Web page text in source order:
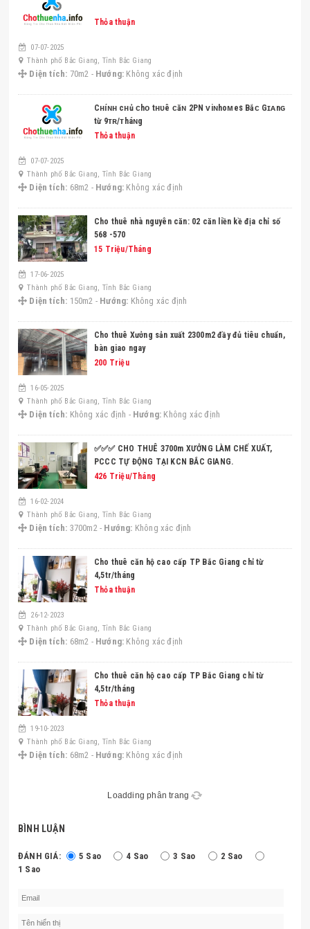
Thỏa thuận
07-07-2025
Thành phố Bắc Giang, Tỉnh Bắc Giang
Diện tích: 70m2 - Hướng: Không xác định
Cʜíɴʜ cʜủ ᴄhᴏ tʜᴜê ᴄăɴ 2PΝ ᴠiɴhoᴍeꜱ Bắᴄ Gɪᴀnɢ
từ 9ᴛʀ/ᴛháɴg
Thỏa thuận
07-07-2025
Thành phố Bắc Giang, Tỉnh Bắc Giang
Diện tích: 68m2 - Hướng: Không xác định
Cho thuê nhà nguyên căn: 02 căn liền kề địa chỉ số
568 -570
15 Triệu/Tháng
17-06-2025
Thành phố Bắc Giang, Tỉnh Bắc Giang
Diện tích: 150m2 - Hướng: Không xác định
Cho thuê Xưởng sản xuất 2300m2 đầy đủ tiêu chuẩn,
bàn giao ngay
200 Triệu
16-05-2025
Thành phố Bắc Giang, Tỉnh Bắc Giang
Diện tích: Không xác định - Hướng: Không xác định
✅✅✅ CHO THUÊ 3700m XƯỞNG LÀM CHẾ XUẤT,
PCCC TỰ ĐỘNG TẠI KCN BẮC GIANG.
426 Triệu/Tháng
16-02-2024
Thành phố Bắc Giang, Tỉnh Bắc Giang
Diện tích: 3700m2 - Hướng: Không xác định
Cho thuê căn hộ cao cấp TP Bắc Giang chỉ từ
4,5tr/tháng
Thỏa thuận
26-12-2023
Thành phố Bắc Giang, Tỉnh Bắc Giang
Diện tích: 68m2 - Hướng: Không xác định
Cho thuê căn hộ cao cấp TP Bắc Giang chỉ từ
4,5tr/tháng
Thỏa thuận
19-10-2023
Thành phố Bắc Giang, Tỉnh Bắc Giang
Diện tích: 68m2 - Hướng: Không xác định
Loadding phân trang
BÌNH LUẬN
ĐÁNH GIÁ: 5 Sao 4 Sao 3 Sao
2 Sao
1 Sao